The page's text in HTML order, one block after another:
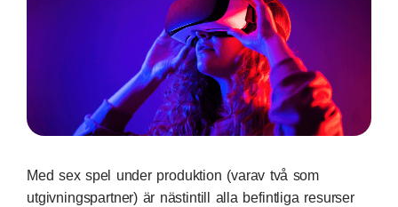
Med sex spel under produktion (varav två som
utgivningspartner) är nästintill alla befintliga resurser